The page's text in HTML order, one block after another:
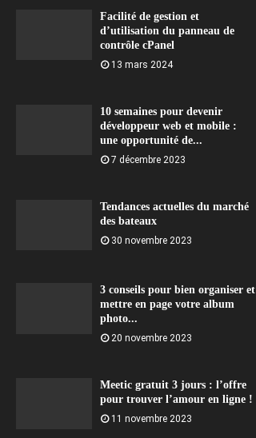
Facilité de gestion et
d’utilisation du panneau de
contrôle cPanel
13 mars 2024
10 semaines pour devenir
développeur web et mobile :
une opportunité de...
7 décembre 2023
Tendances actuelles du marché
des bateaux
30 novembre 2023
3 conseils pour bien organiser et
mettre en page votre album
photo...
20 novembre 2023
Meetic gratuit 3 jours : l’offre
pour trouver l’amour en ligne !
11 novembre 2023